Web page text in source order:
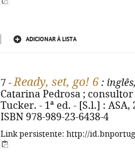
ADICIONAR À LISTA
7 -Ready, set, go! 6 :
Catarina Pedrosa ;
Tucker. - 1ª ed. - [S.l.] : ASA,
ISBN 978-989-23-6438-4
Link persistente: http://